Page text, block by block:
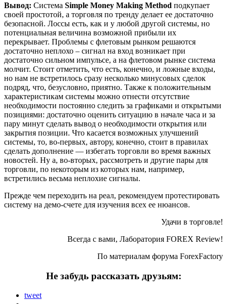
Вывод: Система Simple Money Making Method подкупает
своей простотой, а торговля по тренду делает ее достаточно
безопасной. Лоссы есть, как и у любой другой системы, но
потенциальная величина возможной прибыли их
перекрывает. Проблемы с флетовым рынком решаются
достаточно неплохо – сигнал на вход возникает при
достаточно сильном импульсе, а на флетовом рынке система
молчит. Стоит отметить, что есть, конечно, и ложные входы,
но нам не встретилось сразу несколько минусовых сделок
подряд, что, безусловно, приятно. Также к положительным
характеристикам системы можно отнести отсутствие
необходимости постоянно следить за графиками и открытыми
позициями: достаточно оценить ситуацию в начале часа и за
пару минут сделать вывод о необходимости открытия или
закрытия позиции. Что касается возможных улучшений
системы, то, во-первых, автору, конечно, стоит в правилах
сделать дополнение — избегать торговли во время важных
новостей. Ну а, во-вторых, рассмотреть и другие пары для
торговли, по некоторым из которых нам, например,
встретились весьма неплохие сигналы.
Прежде чем переходить на реал, рекомендуем протестировать
систему на демо-счете для изучения всех ее нюансов.
Удачи в торговле!
Всегда с вами, Лаборатория FOREX Review!
По материалам форума ForexFactory
Не забудь рассказать друзьям:
tweet